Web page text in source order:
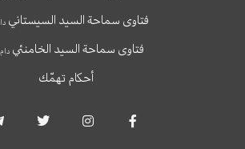
فتاوى سماحة السيد السيستاني
فتاوى سماحة السيد الخامنئي
أحكام تهمّك
c
s
i